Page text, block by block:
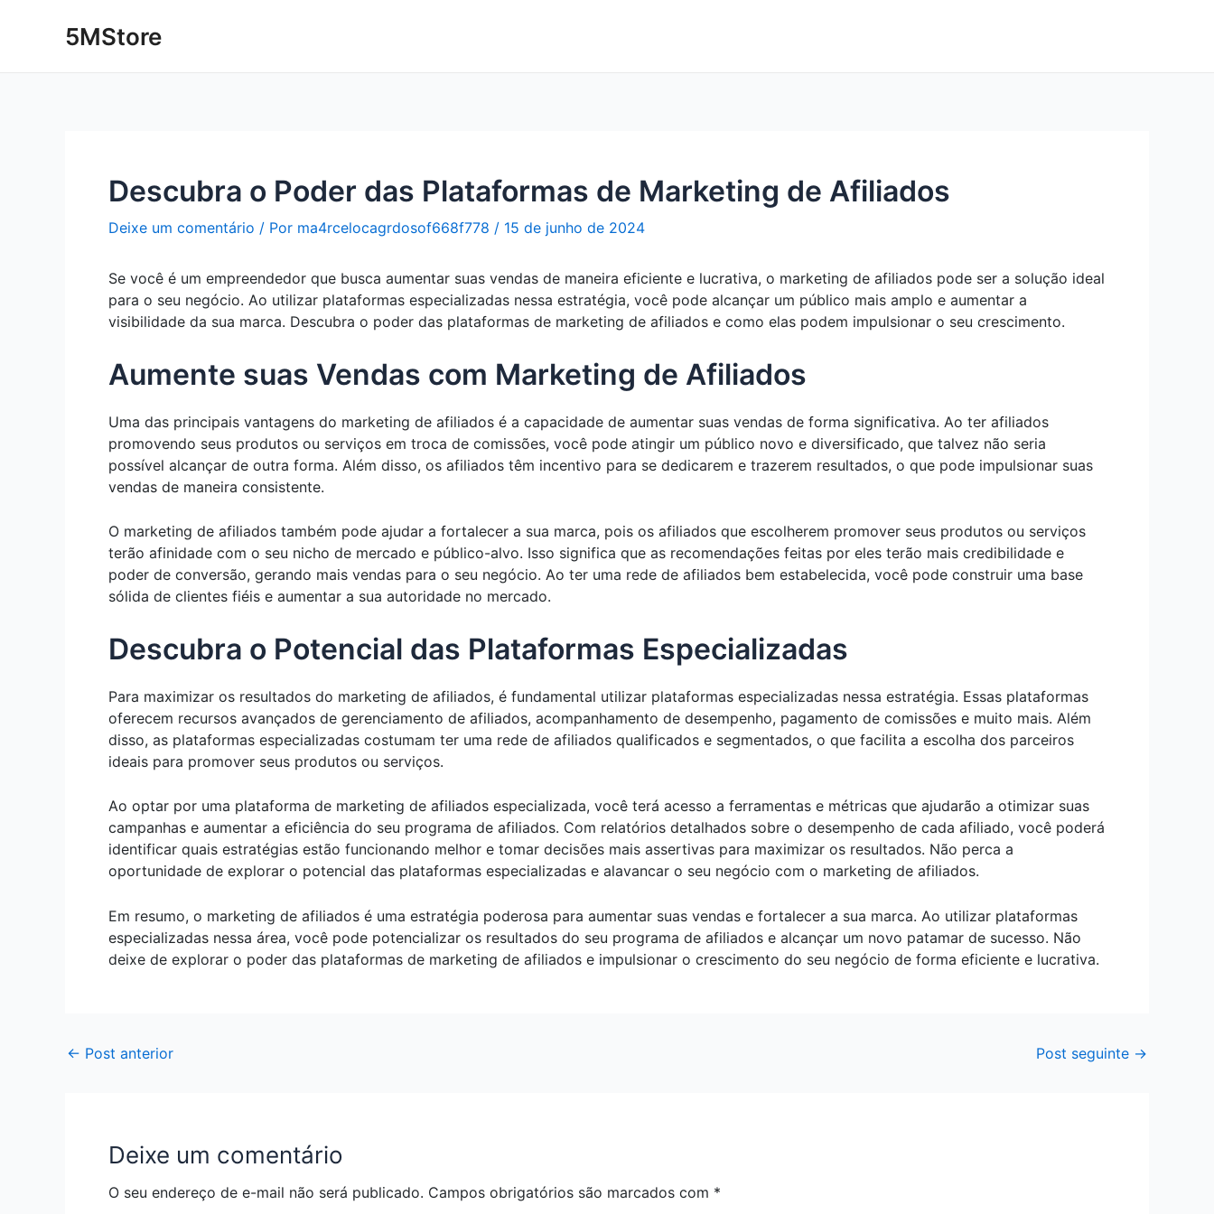
5MStore
Descubra o Poder das Plataformas de Marketing de Afiliados
Deixe um comentário / Por ma4rcelocagrdosof668f778 / 15 de junho de 2024
Se você é um empreendedor que busca aumentar suas vendas de maneira eficiente e lucrativa, o marketing de afiliados pode ser a solução ideal
para o seu negócio. Ao utilizar plataformas especializadas nessa estratégia, você pode alcançar um público mais amplo e aumentar a
visibilidade da sua marca. Descubra o poder das plataformas de marketing de afiliados e como elas podem impulsionar o seu crescimento.
Aumente suas Vendas com Marketing de Afiliados
Uma das principais vantagens do marketing de afiliados é a capacidade de aumentar suas vendas de forma significativa. Ao ter afiliados
promovendo seus produtos ou serviços em troca de comissões, você pode atingir um público novo e diversificado, que talvez não seria
possível alcançar de outra forma. Além disso, os afiliados têm incentivo para se dedicarem e trazerem resultados, o que pode impulsionar suas
vendas de maneira consistente.
O marketing de afiliados também pode ajudar a fortalecer a sua marca, pois os afiliados que escolherem promover seus produtos ou serviços
terão afinidade com o seu nicho de mercado e público-alvo. Isso significa que as recomendações feitas por eles terão mais credibilidade e
poder de conversão, gerando mais vendas para o seu negócio. Ao ter uma rede de afiliados bem estabelecida, você pode construir uma base
sólida de clientes fiéis e aumentar a sua autoridade no mercado.
Descubra o Potencial das Plataformas Especializadas
Para maximizar os resultados do marketing de afiliados, é fundamental utilizar plataformas especializadas nessa estratégia. Essas plataformas
oferecem recursos avançados de gerenciamento de afiliados, acompanhamento de desempenho, pagamento de comissões e muito mais. Além
disso, as plataformas especializadas costumam ter uma rede de afiliados qualificados e segmentados, o que facilita a escolha dos parceiros
ideais para promover seus produtos ou serviços.
Ao optar por uma plataforma de marketing de afiliados especializada, você terá acesso a ferramentas e métricas que ajudarão a otimizar suas
campanhas e aumentar a eficiência do seu programa de afiliados. Com relatórios detalhados sobre o desempenho de cada afiliado, você poderá
identificar quais estratégias estão funcionando melhor e tomar decisões mais assertivas para maximizar os resultados. Não perca a
oportunidade de explorar o potencial das plataformas especializadas e alavancar o seu negócio com o marketing de afiliados.
Em resumo, o marketing de afiliados é uma estratégia poderosa para aumentar suas vendas e fortalecer a sua marca. Ao utilizar plataformas
especializadas nessa área, você pode potencializar os resultados do seu programa de afiliados e alcançar um novo patamar de sucesso. Não
deixe de explorar o poder das plataformas de marketing de afiliados e impulsionar o crescimento do seu negócio de forma eficiente e lucrativa.
navigation
← Post anterior Post seguinte →
Deixe um comentário
O seu endereço de e-mail não será publicado. Campos obrigatórios são marcados com *